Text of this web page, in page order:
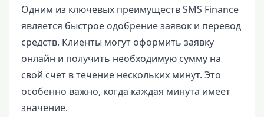
Одним из ключевых преимуществ SMS Finance
является быстрое одобрение заявок и перевод
средств. Клиенты могут оформить заявку
онлайн и получить необходимую сумму на
свой счет в течение нескольких минут. Это
особенно важно, когда каждая минута имеет
значение.